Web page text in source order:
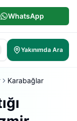
WhatsApp
Yakınımda Ara
Karabağlar